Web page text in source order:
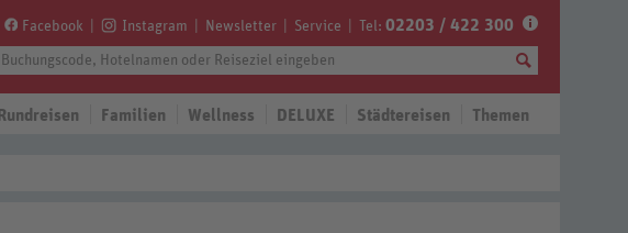
Facebook Instagram Newsletter Service Tel: 02203 / 422 300
Rundreisen Familien Wellness DELUXE Städtereisen Themen